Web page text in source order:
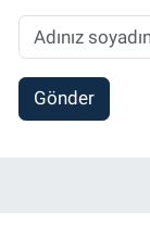
Gönder